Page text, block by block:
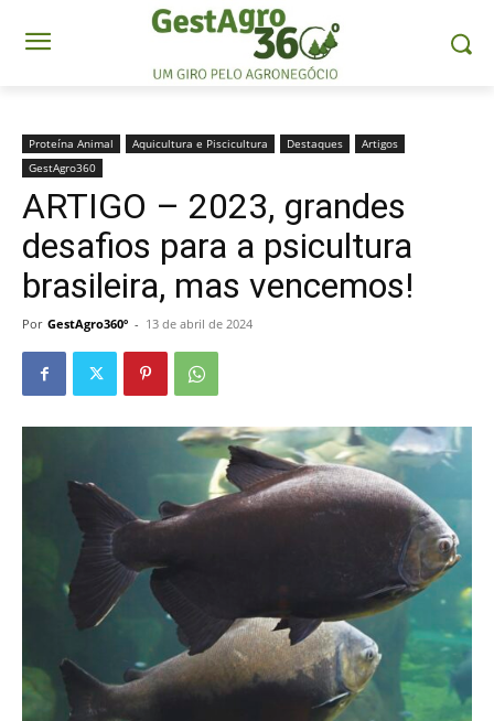
Proteína Animal Aquicultura e Piscicultura Destaques
Artigos
GestAgro360
ARTIGO – 2023, grandes
desafios para a psicultura
brasileira, mas vencemos!
Por GestAgro360º - 13 de abril de 2024